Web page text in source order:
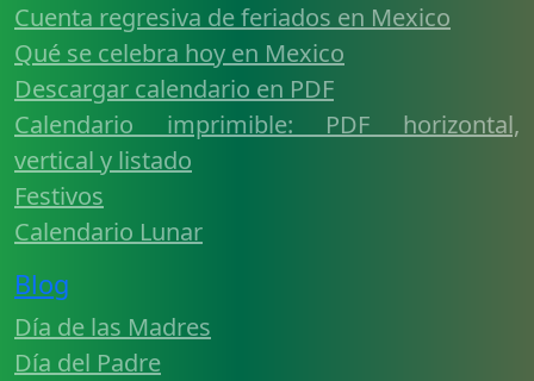
Cuenta regresiva de feriados en Mexico
Qué se celebra hoy en Mexico
Descargar calendario en PDF
Calendario imprimible: PDF horizontal,
vertical y listado
Festivos
Calendario Lunar
Blog
Día de las Madres
Día del Padre